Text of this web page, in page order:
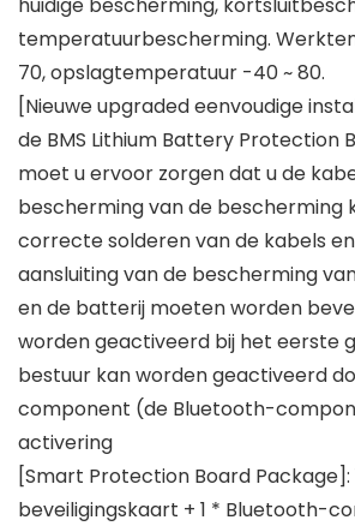
huidige bescherming,
temperatuurbescherming.
70, opslagtemperatuur -40 ~ 80.
[Nieuwe upgraded eenvoudige
de BMS Lithium Battery Protection
moet u ervoor zorgen dat u de
bescherming van de bescherming
correcte solderen van de kabels
aansluiting van de bescherming
en de batterij moeten worden
worden geactiveerd bij het eerste
bestuur kan worden geactiveerd
component (de Bluetooth-
activering
[Smart Protection Board Package]:
beveiligingskaart + 1 * Bluetooth-